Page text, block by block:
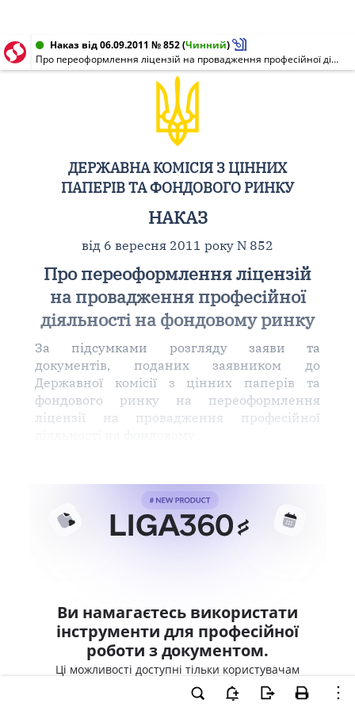
Наказ від 06.09.2011 № 852(Чинний)
Про переоформлення ліцензій на провадження професійної діяльності на фондовому ринку
ДЕРЖАВНА КОМІСІЯ З ЦІННИХ
ПАПЕРІВ ТА ФОНДОВОГО РИНКУ
НАКАЗ
від 6 вересня 2011 року N 852
Про переоформлення ліцензій
на провадження професійної
діяльності на фондовому ринку
За підсумками розгляду заяви та
документів, поданих заявником до
Державної комісії з цінних паперів та
фондового ринку на переоформлення
ліцензії на провадження професійної
Ви намагаєтесь використати
інструменти для професійної
роботи з документом.
Ці можливості доступні тільки користувачам
LIGA360. Залишайте заявку та отримайте